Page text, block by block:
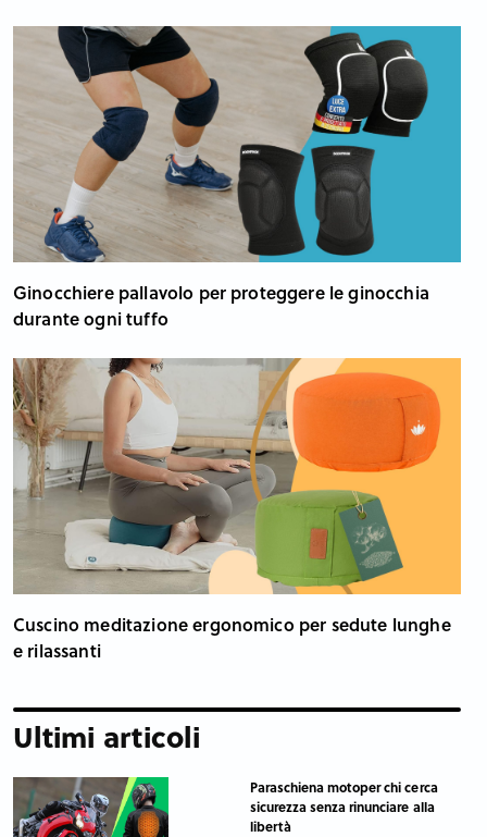
Ginocchiere pallavolo per proteggere le ginocchia
durante ogni tuffo
Cuscino meditazione ergonomico per sedute lunghe
e rilassanti
Ultimi articoli
Paraschiena motoper chi cerca
sicurezza senza rinunciare alla
libertà